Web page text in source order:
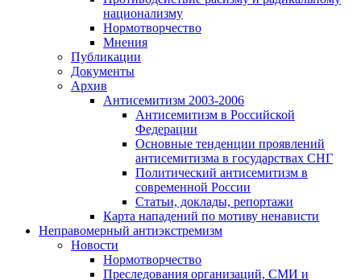
национализму
Нормотворчество
Мнения
Публикации
Документы
Архив
Антисемитизм 2003-2006
Антисемитизм в Российской
Федерации
Основные тенденции проявлений
антисемитизма в государствах СНГ
Политический антисемитизм в
современной России
Статьи, доклады, репортажи
Карта нападений по мотиву ненависти
Неправомерный антиэкстремизм
Новости
Нормотворчество
Преследования организаций, СМИ и